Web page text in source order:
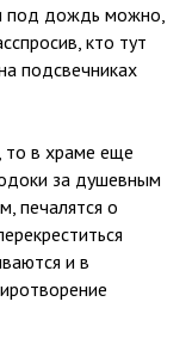
под дождь можно,
кто тут
подсвечниках
то в храме еще
за душевным
печалятся о
и в